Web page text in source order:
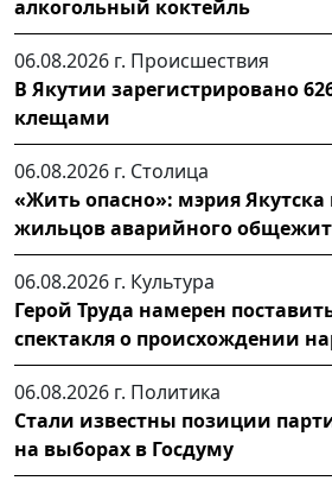
алкогольный коктейль
06.08.2026 г. Происшествия
В Якутии зарегистрировано
клещами
06.08.2026 г. Столица
«Жить опасно»: мэрия
жильцов аварийного
06.08.2026 г. Культура
Герой Труда намерен
спектакля о происхождении
06.08.2026 г. Политика
Стали известны позиции
на выборах в Госдуму